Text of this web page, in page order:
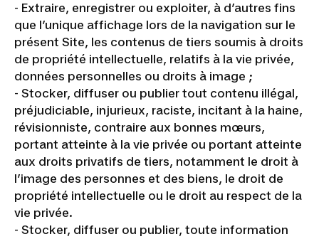
- Extraire, enregistrer ou exploiter, à d’autres fins
que l’unique affichage lors de la navigation sur le
présent Site, les contenus de tiers soumis à droits
de propriété intellectuelle, relatifs à la vie privée,
données personnelles ou droits à image ;
- Stocker, diffuser ou publier tout contenu illégal,
préjudiciable, injurieux, raciste, incitant à la haine,
révisionniste, contraire aux bonnes mœurs,
portant atteinte à la vie privée ou portant atteinte
aux droits privatifs de tiers, notamment le droit à
l’image des personnes et des biens, le droit de
propriété intellectuelle ou le droit au respect de la
vie privée.
- Stocker, diffuser ou publier, toute information